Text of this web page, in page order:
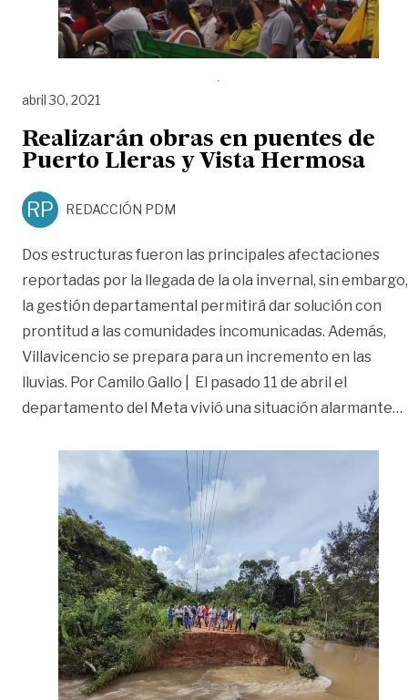
abril 30, 2021
Realizarán obras en puentes de
Puerto Lleras y Vista Hermosa
RP REDACCIÓN PDM
Dos estructuras fueron las principales afectaciones
reportadas por la llegada de la ola invernal, sin embargo,
la gestión departamental permitirá dar solución con
prontitud a las comunidades incomunicadas. Además,
Villavicencio se prepara para un incremento en las
lluvias. Por Camilo Gallo | El pasado 11 de abril el
departamento del Meta vivió una situación alarmante…